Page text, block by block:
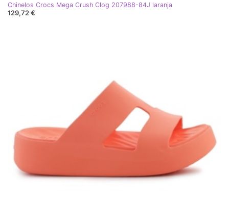
Chinelos Crocs Mega Crush Clog 207988-84J laranja
129,72 €